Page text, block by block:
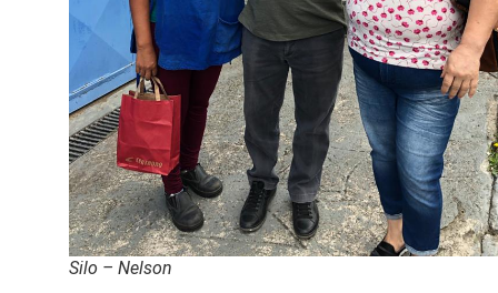
Silo – Nelson